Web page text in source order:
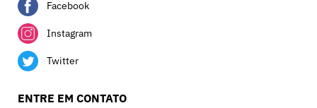
Facebook
Instagram
Twitter
ENTRE EM CONTATO